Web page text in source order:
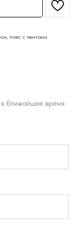
пояс с лентами
ближайшее время